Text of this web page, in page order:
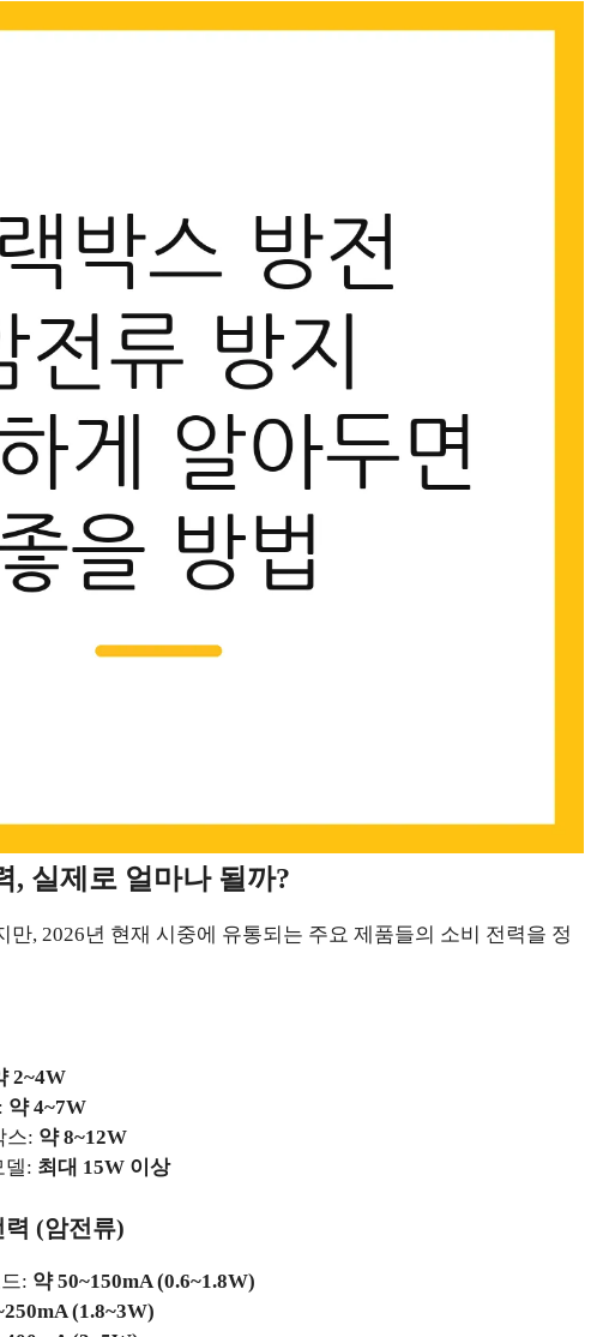
, 실제로 얼마나 될까?
, 2026년 현재 시중에 유통되는 주요 제품들의 소비 전력을 정
2~4W
약 4~7W
스: 약 8~12W
델: 최대 15W 이상
(암전류)
: 약 50~150mA (0.6~1.8W)
(1.8~3W)